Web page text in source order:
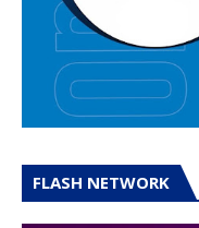
FLASH NETWORK